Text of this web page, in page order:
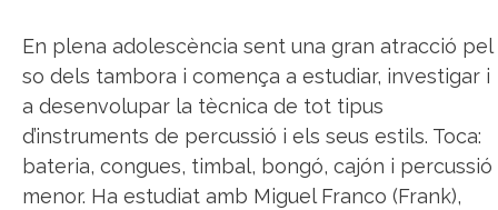
En plena adolescència sent una gran atracció pel
so dels tambora i comença a estudiar, investigar i
a desenvolupar la tècnica de tot tipus
d’instruments de percussió i els seus estils. Toca:
bateria, congues, timbal, bongó, cajón i percussió
menor. Ha estudiat amb Miguel Franco (Frank),